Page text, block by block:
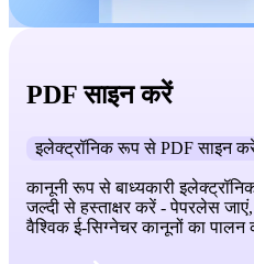
PDF साइन करें
इलेक्ट्रॉनिक रूप से PDF साइन
कानूनी रूप से बाध्यकारी
जल्दी से हस्ताक्षर करें - पेपरलेस
वैश्विक ई-सिग्नेचर कानूनों का पालन